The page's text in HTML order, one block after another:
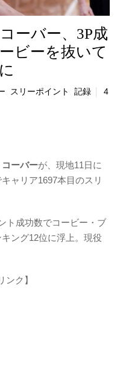
ーバー、3P成
ビーを抜いて
スリーポイント ,記録 4
コーバーが、現地11日に
ャリア1697本目のスリ
ト成功数でコービー・ブ
ング12位に浮上。現役
ンク】